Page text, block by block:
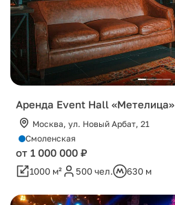
Аренда Event Hall «Метелица»
Москва, ул. Новый Арбат, 21
Смоленская
от 1 000 000 ₽
1000 м² 500 чел. 630 м